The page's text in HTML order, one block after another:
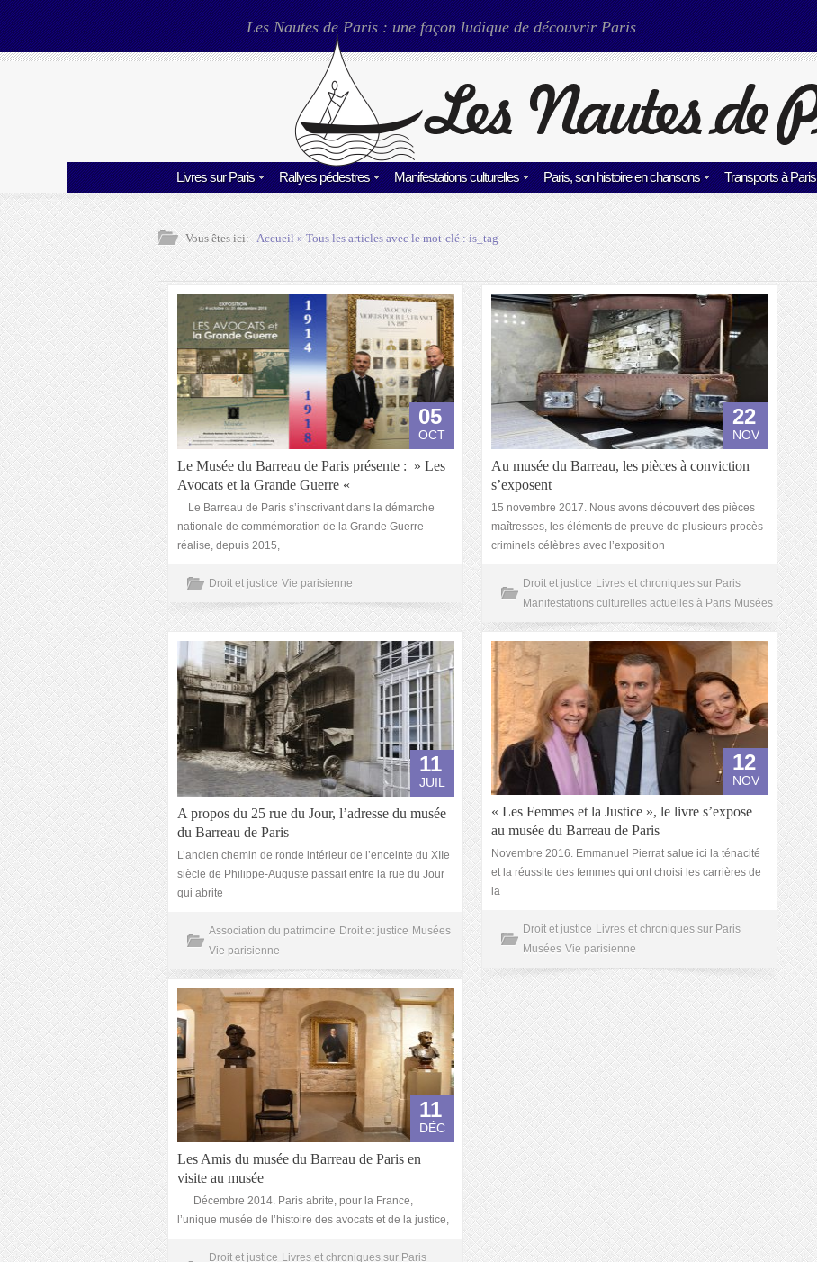
Les Nautes de Paris : une façon ludique de découvrir Paris
Livres sur Paris Rallyes pédestres Manifestations culturelles Paris, son histoire en chansons Transports à Paris
Vous êtes ici: Accueil» Tous les articles avec le mot-clé :is_tag
05
OCT
Le Musée du Barreau de Paris présente : » Les
Avocats et la Grande Guerre «
Le Barreau de Paris s’inscrivant dans la démarche
nationale de commémoration de la Grande Guerre
réalise, depuis 2015,
Droit et justice Vie parisienne
22
NOV
Au musée du Barreau, les pièces à conviction
s’exposent
15 novembre 2017. Nous avons découvert des pièces
maîtresses, les éléments de preuve de plusieurs procès
criminels célèbres avec l’exposition
Droit et justice Livres et chroniques sur Paris
Manifestations culturelles actuelles à Paris Musées
11
JUIL
A propos du 25 rue du Jour, l’adresse du musée
du Barreau de Paris
L’ancien chemin de ronde intérieur de l’enceinte du XIIe
siècle de Philippe-Auguste passait entre la rue du Jour
qui abrite
Association du patrimoine Droit et justice Musées
Vie parisienne
12
NOV
« Les Femmes et la Justice », le livre s’expose
au musée du Barreau de Paris
Novembre 2016. Emmanuel Pierrat salue ici la ténacité
et la réussite des femmes qui ont choisi les carrières de
la
Droit et justice Livres et chroniques sur Paris
Musées Vie parisienne
11
DÉC
Les Amis du musée du Barreau de Paris en
visite au musée
Décembre 2014. Paris abrite, pour la France,
l’unique musée de l’histoire des avocats et de la justice,
Droit et justice Livres et chroniques sur Paris